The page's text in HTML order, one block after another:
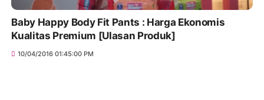
Baby Happy Body Fit Pants : Harga Ekonomis
Kualitas Premium [Ulasan Produk]
10/04/2016 01:45:00 PM